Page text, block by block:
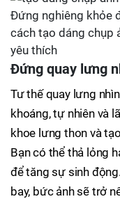
Đứng nghiêng khỏe
cách tạo dáng chụp
yêu thích
Đứng quay lưng
Tư thế quay lưng
khoáng, tự nhiên và
khoe lưng thon và
Bạn có thể thả lỏng
để tăng sự sinh
bay, bức ảnh sẽ trở